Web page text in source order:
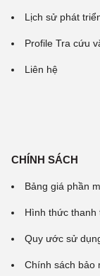
Lịch sử phát
Profile Tra cứu
Liên hệ
CHÍNH SÁCH
Bảng giá phần
Hình thức thanh
Quy ước sử
Chính sách bảo